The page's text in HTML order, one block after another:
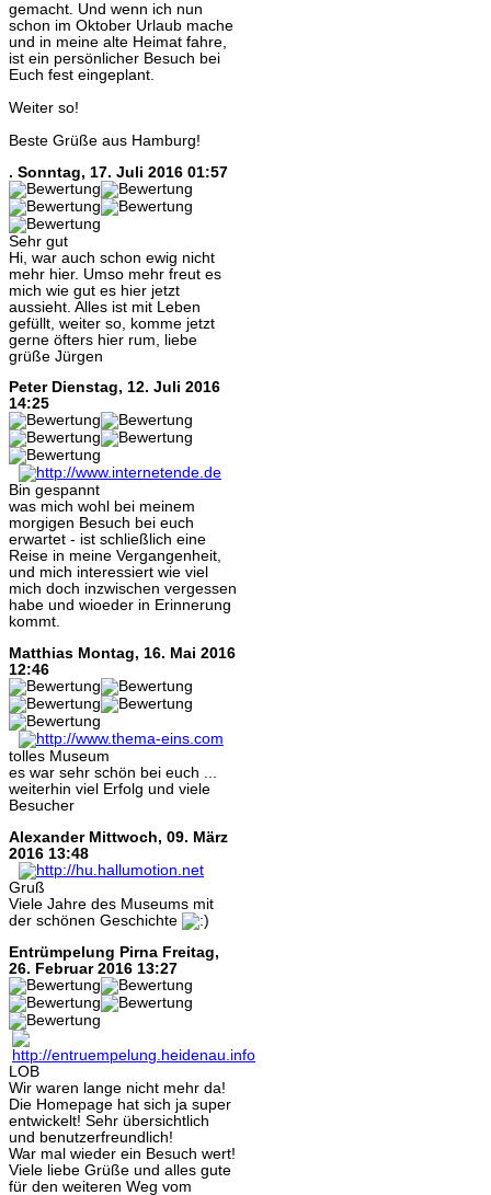
gemacht. Und wenn ich nun
schon im Oktober Urlaub mache
und in meine alte Heimat fahre,
ist ein persönlicher Besuch bei
Euch fest eingeplant.
Weiter so!
Beste Grüße aus Hamburg!
. Sonntag, 17. Juli 2016 01:57
Sehr gut
Hi, war auch schon ewig nicht
mehr hier. Umso mehr freut es
mich wie gut es hier jetzt
aussieht. Alles ist mit Leben
gefüllt, weiter so, komme jetzt
gerne öfters hier rum, liebe
grüße Jürgen
Peter Dienstag, 12. Juli 2016
14:25
Bin gespannt
was mich wohl bei meinem
morgigen Besuch bei euch
erwartet - ist schließlich eine
Reise in meine Vergangenheit,
und mich interessiert wie viel
mich doch inzwischen vergessen
habe und wioeder in Erinnerung
kommt.
Matthias Montag, 16. Mai 2016
12:46
tolles Museum
es war sehr schön bei euch ...
weiterhin viel Erfolg und viele
Besucher
Alexander Mittwoch, 09. März
2016 13:48
Gruß
Viele Jahre des Museums mit
der schönen Geschichte
Entrümpelung Pirna Freitag,
26. Februar 2016 13:27
LOB
Wir waren lange nicht mehr da!
Die Homepage hat sich ja super
entwickelt! Sehr übersichtlich
und benutzerfreundlich!
War mal wieder ein Besuch wert!
Viele liebe Grüße und alles gute
für den weiteren Weg vom